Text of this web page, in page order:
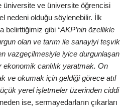
üniversite ve üniversite öğrencisi
nedeni olduğu söylenebilir. İlk
belirttiğimiz gibi “AKP’nin özellikle
olan ve tarım ile sanayiyi teşvik
vazgeçilmesiyle iyice durgunlaşan
canlılık yaratmak. On
ve okumak için geldiği görece atıl
yerel işletmeler üzerinden ciddi
ise, sermayedarların çıkarları